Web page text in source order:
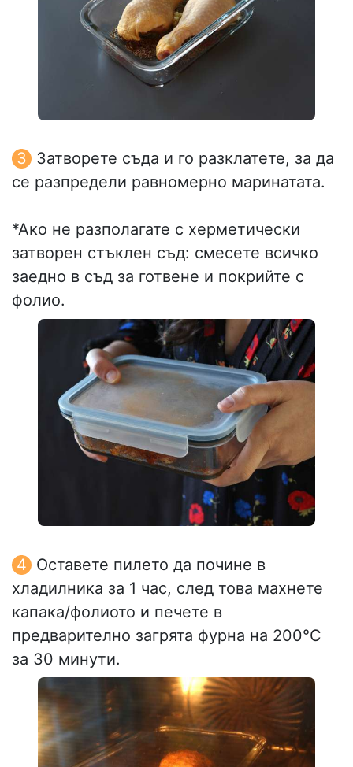
Затворете съда и го разклатете, за да
се разпредели равномерно маринатата.
*Ако не разполагате с херметически
затворен стъклен съд: смесете всичко
заедно в съд за готвене и покрийте с
фолио.
Оставете пилето да почине в
хладилника за 1 час, след това махнете
капака/фолиото и печете в
предварително загрята фурна на 200°C
за 30 минути.